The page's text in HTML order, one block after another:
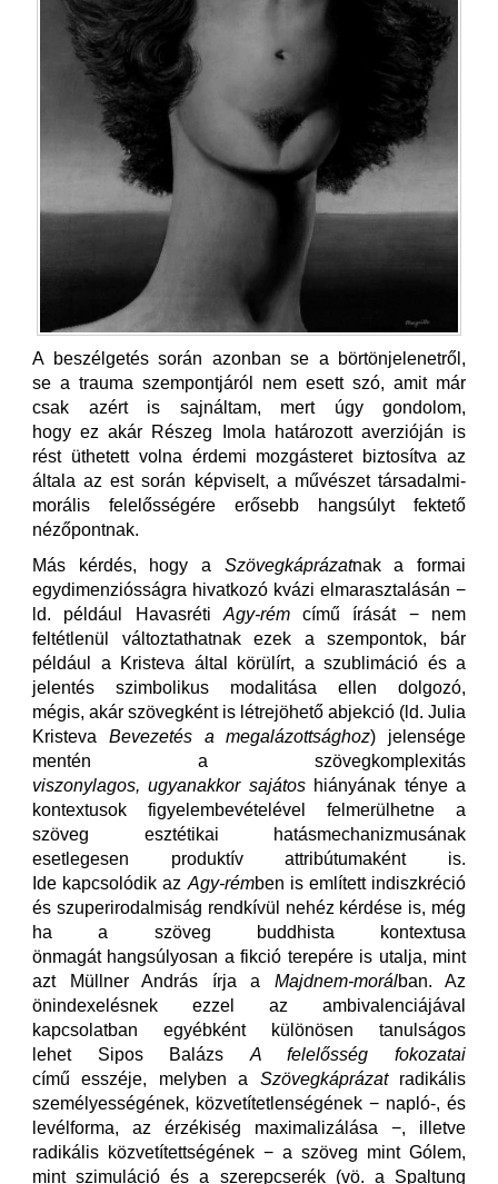
A beszélgetés során azonban se a börtönjelenetről,
se a trauma szempontjáról nem esett szó, amit már
csak azért is sajnáltam, mert úgy gondolom,
hogy ez akár Részeg Imola határozott averzióján is
rést üthetett volna érdemi mozgásteret biztosítva az
általa az est során képviselt, a művészet társadalmi-
morális felelősségére erősebb hangsúlyt fektető
nézőpontnak.
Más kérdés, hogy a Szövegkáprázatnak a formai
egydimenziósságra hivatkozó kvázi elmarasztalásán −
ld. például Havasréti Agy-rémcímű írását − nem
feltétlenül változtathatnak ezek a szempontok, bár
például a Kristeva által körülírt, a szublimáció és a
jelentés szimbolikus modalitása ellen dolgozó,
mégis, akár szövegként is létrejöhető abjekció (ld. Julia
Kristeva Bevezetés a megalázottsághoz) jelensége
mentén a szövegkomplexitás
viszonylagos, ugyanakkor sajátoshiányának ténye a
kontextusok figyelembevételével felmerülhetne a
szöveg esztétikai hatásmechanizmusának
esetlegesen produktív attribútumaként is.
Ide kapcsolódik az Agy-rémben is említett indiszkréció
és szuperirodalmiság rendkívül nehéz kérdése is, még
ha a szöveg buddhista kontextusa
önmagát hangsúlyosan a fikció terepére is utalja, mint
azt Müllner András írja a Majdnem-morálban. Az
önindexelésnek ezzel az ambivalenciájával
kapcsolatban egyébként különösen tanulságos
lehet Sipos Balázs A felelősség fokozatai
című esszéje, melyben a Szövegkáprázatradikális
személyességének, közvetítetlenségének − napló-, és
levélforma, az érzékiség maximalizálása −, illetve
radikális közvetítettségének − a szöveg mint Gólem,
mint szimuláció és a szerepcserék (vö. a Spaltung